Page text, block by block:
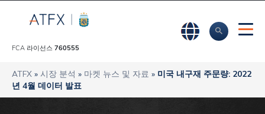
FCA 라이선스 760555
ATFX » 시장 분석 » 마켓 뉴스 및 자료 » 미국 내구재 주문량: 2022
년 4월 데이터 발표